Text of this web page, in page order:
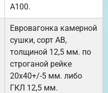
А100.
Евровагонка камерной
сушки, сорт АВ,
толщиной 12,5 мм. по
строганой рейке
20х40+/-5 мм. либо
ГКЛ 12,5 мм.